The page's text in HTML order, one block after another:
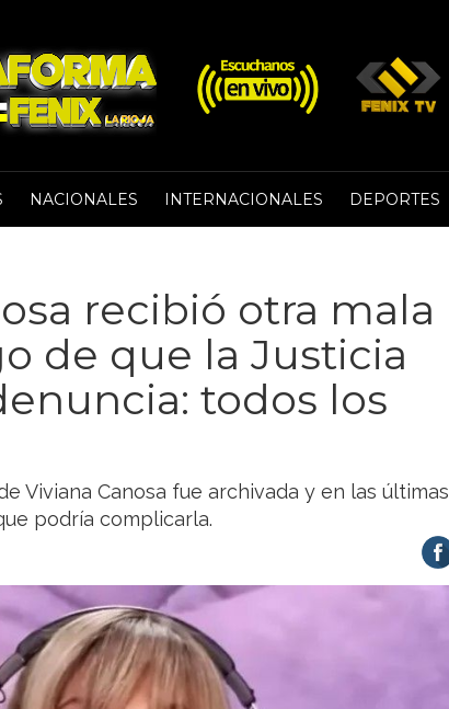
NACIONALES INTERNACIONALES DEPORTES
recibió otra mala
de que la Justicia
todos los
Viviana Canosa fue archivada y en las últimas
podría complicarla.